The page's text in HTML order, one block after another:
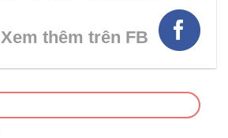
Xem thêm trên FB